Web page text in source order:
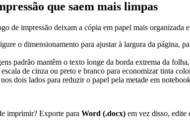
que saem mais limpas
de impressão deixam a cópia em papel mais organizada
o dimensionamento para ajustar à largura da página,
padrão mantêm o texto longe da borda extrema da
de cinza ou preto e branco para economizar tinta
dois lados para reduzir o papel pela metade em
imprimir? Exporte para Word (.docx) em vez disso, edite